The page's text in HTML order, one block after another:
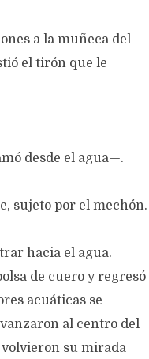
a la muñeca del
el tirón que le
desde el agua—.
sujeto por el mechón.
hacia el agua.
de cuero y regresó
acuáticas se
al centro del
volvieron su mirada